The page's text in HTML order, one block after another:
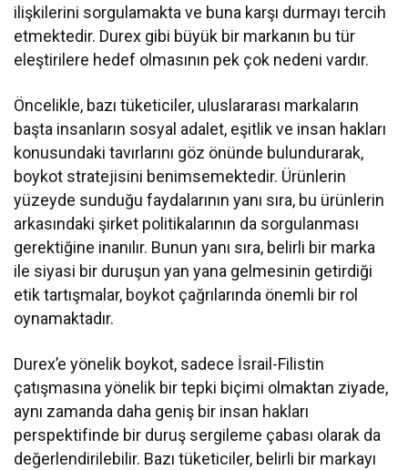
ilişkilerini sorgulamakta ve buna karşı durmayı tercih
etmektedir. Durex gibi büyük bir markanın bu tür
eleştirilere hedef olmasının pek çok nedeni vardır.
Öncelikle, bazı tüketiciler, uluslararası markaların
başta insanların sosyal adalet, eşitlik ve insan hakları
konusundaki tavırlarını göz önünde bulundurarak,
boykot stratejisini benimsemektedir. Ürünlerin
yüzeyde sunduğu faydalarının yanı sıra, bu ürünlerin
arkasındaki şirket politikalarının da sorgulanması
gerektiğine inanılır. Bunun yanı sıra, belirli bir marka
ile siyasi bir duruşun yan yana gelmesinin getirdiği
etik tartışmalar, boykot çağrılarında önemli bir rol
oynamaktadır.
Durex’e yönelik boykot, sadece İsrail-Filistin
çatışmasına yönelik bir tepki biçimi olmaktan ziyade,
aynı zamanda daha geniş bir insan hakları
perspektifinde bir duruş sergileme çabası olarak da
değerlendirilebilir. Bazı tüketiciler, belirli bir markayı